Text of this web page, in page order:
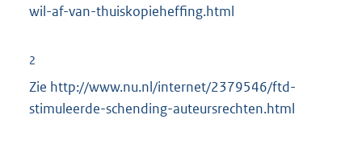
wil-af-van-thuiskopieheffing.html
2
Zie http://www.nu.nl/internet/2379546/ftd-
stimuleerde-schending-auteursrechten.html